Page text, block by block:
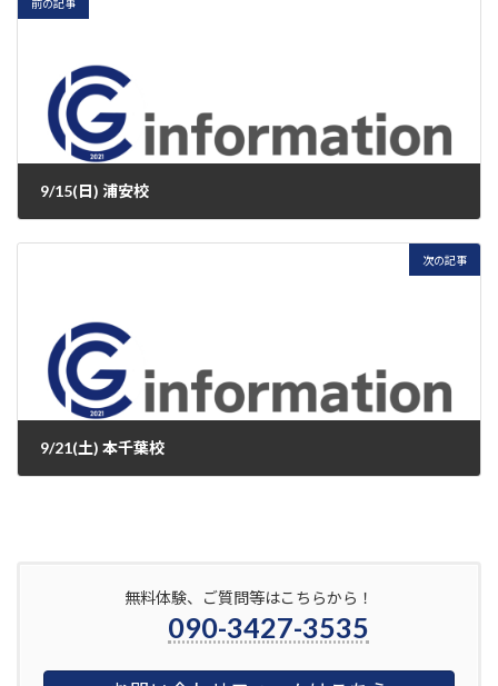
前の記事
9/15(日) 浦安校
次の記事
9/21(土) 本千葉校
無料体験、ご質問等はこちらから！
090-3427-3535